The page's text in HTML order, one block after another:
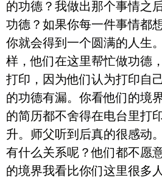
的功德？我做出那个事情之
功德？如果你每一件事情都
你就会得到一个圆满的人生
样，他们在这里帮忙做功德
打印，因为他们认为打印自
的功德有漏。你看他们的境
的简历都不舍得在电台里打
升。师父听到后真的很感动
有什么关系呢？他们都不愿
的境界我看比你们这里很多